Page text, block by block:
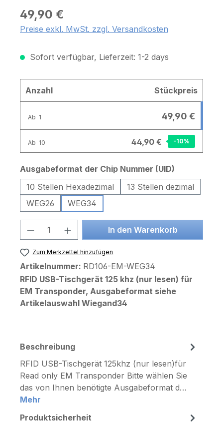
49,90 €
Preise exkl. MwSt. zzgl. Versandkosten
Sofort verfügbar, Lieferzeit: 1-2 days
Anzahl Stückpreis
Ab 1 49,90 €
Ab 10 44,90 € -10%
Ausgabeformat der Chip Nummer (UID)
10 Stellen Hexadezimal
13 Stellen dezimal
WEG26
WEG34
Produkt Anzahl: Gib den
In den Warenkorb
Zum Merkzettel hinzufügen
Artikelnummer: RD106-EM-WEG34
RFID USB-Tischgerät 125 khz (nur lesen) für
EM Transponder, Ausgabeformat siehe
Artikelauswahl Wiegand34
Beschreibung
​RFID USB-Tischgerät 125khz (nur lesen)für
Read only EM Transponder Bitte wählen Sie
das von Ihnen benötigte Ausgabeformat d…
Mehr
Produktsicherheit